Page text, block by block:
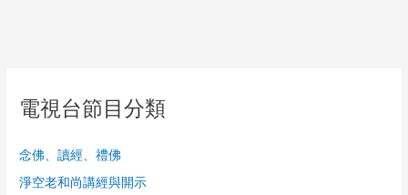
電視台節目分類
念佛、讀經、禮佛
淨空老和尚講經與開示